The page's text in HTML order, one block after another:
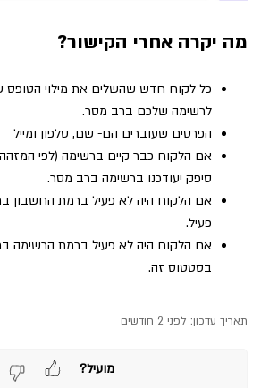
מה יקרה אחרי הקישור?
כל לקוח חדש שהשלים את מילוי הטופס
לרשימה שלכם ברב מסר.
הפרטים שעוברים הם- שם, טלפון ומייל
סיפק יעודכנו ברשימה ברב מסר.
אם הלקוח היה לא פעיל ברמת החשבון
פעיל.
אם הלקוח היה לא פעיל ברמת הרשימה
בסטטוס זה.
תאריך עדכון: לפני 2 חודשים
מועיל?